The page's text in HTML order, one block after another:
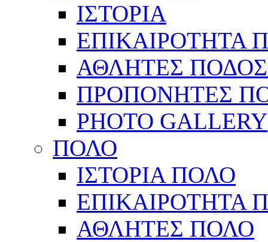
ΙΣΤΟΡΙΑ
ΕΠΙΚΑΙΡΟΤΗΤΑ
ΑΘΛΗΤΕΣ
ΠΡΟΠΟΝΗΤΕΣ
PHOTO GALLERY
ΠΟΛΟ
ΙΣΤΟΡΙΑ ΠΟΛΟ
ΕΠΙΚΑΙΡΟΤΗΤΑ
ΑΘΛΗΤΕΣ ΠΟΛΟ